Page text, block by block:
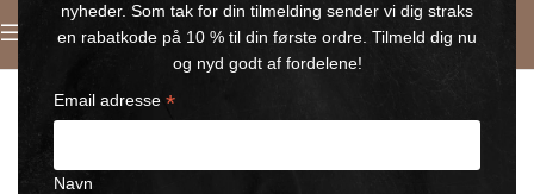
nyheder. Som tak for din tilmelding sender vi dig straks
en rabatkode på 10 % til din første ordre. Tilmeld dig nu
og nyd godt af fordelene!
Email adresse *
Navn
Dansk
Forside/Horse Wonder